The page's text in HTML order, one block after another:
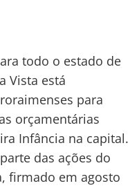
todo o estado de
Vista está
para
orçamentárias
Infância na capital.
das ações do
firmado em agosto